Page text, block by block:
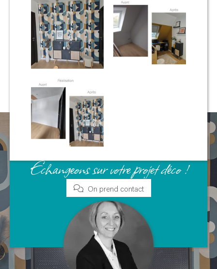
Cela vous tente ?
Échangeons sur votre projet déco !
On prend contact